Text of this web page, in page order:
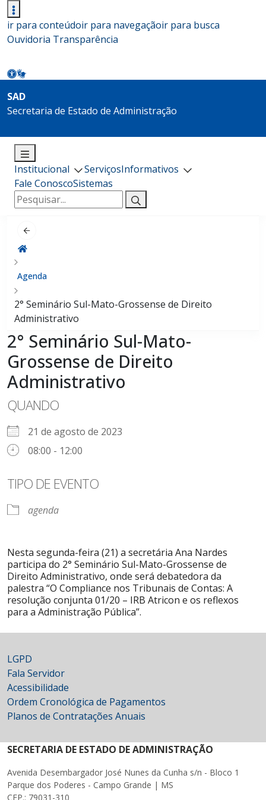
ir para conteúdoir para navegaçãoir para busca
Ouvidoria Transparência
SAD
Secretaria de Estado de Administração
Institucional ServiçosInformativos
Fale ConoscoSistemas
Pesquisar
por:
Agenda
2° Seminário Sul-Mato-Grossense de Direito
Administrativo
2° Seminário Sul-Mato-
Grossense de Direito
Administrativo
QUANDO
21 de agosto de 2023
08:00 - 12:00
TIPO DE EVENTO
agenda
Nesta segunda-feira (21) a secretária Ana Nardes
participa do 2° Seminário Sul-Mato-Grossense de
Direito Administrativo, onde será debatedora da
palestra “O Compliance nos Tribunais de Contas: A
resolução conjunta 01/20 – IRB Atricon e os reflexos
para a Administração Pública”.
LGPD
Fala Servidor
Acessibilidade
Ordem Cronológica de Pagamentos
Planos de Contratações Anuais
SECRETARIA DE ESTADO DE ADMINISTRAÇÃO
Avenida Desembargador José Nunes da Cunha s/n - Bloco 1
Parque dos Poderes - Campo Grande | MS
CEP.: 79031-310